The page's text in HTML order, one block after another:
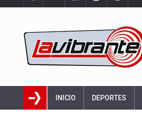
INICIO DEPORTES